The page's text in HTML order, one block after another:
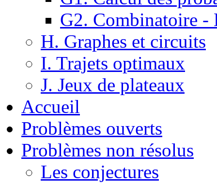
G2. Combinatoire -
H. Graphes et circuits
I. Trajets optimaux
J. Jeux de plateaux
Accueil
Problèmes ouverts
Problèmes non résolus
Les conjectures